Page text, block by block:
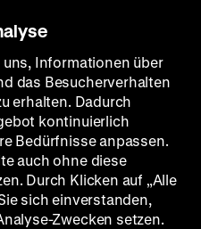
Zu
unserer
Facebook
Seite
Zu
unserer
LinkedIn
Seite
Zu
Zu
unserer
Soundcloud
Seite
Informationen über
das Besucherverhalten
erhalten. Dadurch
kontinuierlich
Bedürfnisse anpassen.
auch ohne diese
Durch Klicken auf „Alle
sich einverstanden,
Zwecken setzen.